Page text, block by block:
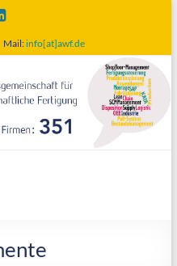
info[at]awf.de